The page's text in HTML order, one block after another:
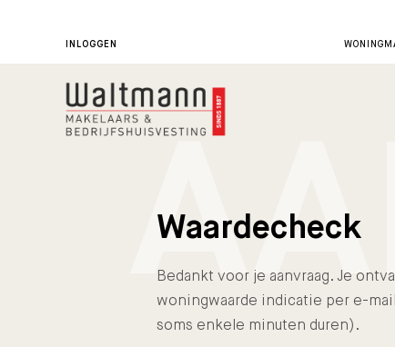
INLOGGEN
Waardecheck
Bedankt voor je aanvraag. Je
woningwaarde indicatie per e-
soms enkele minuten duren).